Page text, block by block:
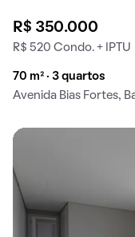
R$ 350.000
R$ 520 Condo. + IPTU
70 m² · 3 quartos
Avenida Bias Fortes,